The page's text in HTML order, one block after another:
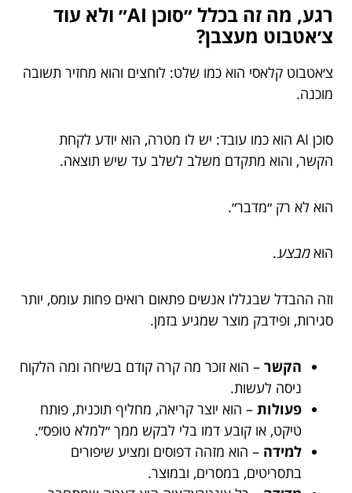
רגע, מה זה בכלל ״סוכן AI״ ולא עוד
צ׳אטבוט מעצבן?
צ׳אטבוט קלאסי הוא כמו שלט: לוחצים והוא מחזיר תשובה
מוכנה.
סוכן AI הוא כמו עובד: יש לו מטרה, הוא יודע לקחת
הקשר, והוא מתקדם משלב לשלב עד שיש תוצאה.
הוא לא רק ״מדבר״.
הואמבצע.
וזה ההבדל שבגללו אנשים פתאום רואים פחות עומס, יותר
סגירות, ופידבק מוצר שמגיע בזמן.
הקשר – הוא זוכר מה קרה קודם בשיחה ומה הלקוח
ניסה לעשות.
פעולות – הוא יוצר קריאה, מחליף תוכנית, פותח
טיקט, או קובע דמו בלי לבקש ממך ״למלא טופס״.
למידה – הוא מזהה דפוסים ומציע שיפורים
בתסריטים, במסרים, ובמוצר.